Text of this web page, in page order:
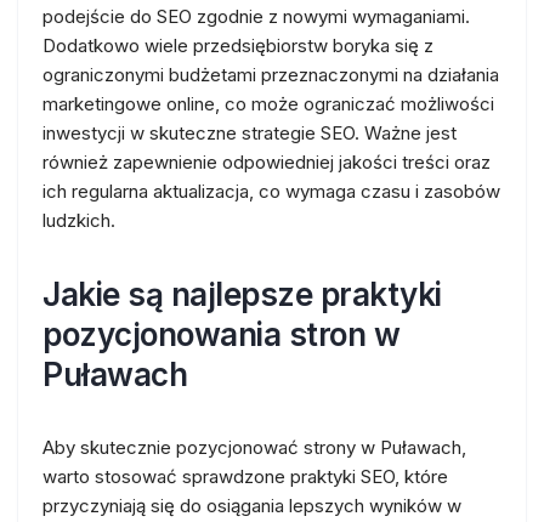
podejście do SEO zgodnie z nowymi wymaganiami.
Dodatkowo wiele przedsiębiorstw boryka się z
ograniczonymi budżetami przeznaczonymi na działania
marketingowe online, co może ograniczać możliwości
inwestycji w skuteczne strategie SEO. Ważne jest
również zapewnienie odpowiedniej jakości treści oraz
ich regularna aktualizacja, co wymaga czasu i zasobów
ludzkich.
Jakie są najlepsze praktyki
pozycjonowania stron w
Puławach
Aby skutecznie pozycjonować strony w Puławach,
warto stosować sprawdzone praktyki SEO, które
przyczyniają się do osiągania lepszych wyników w